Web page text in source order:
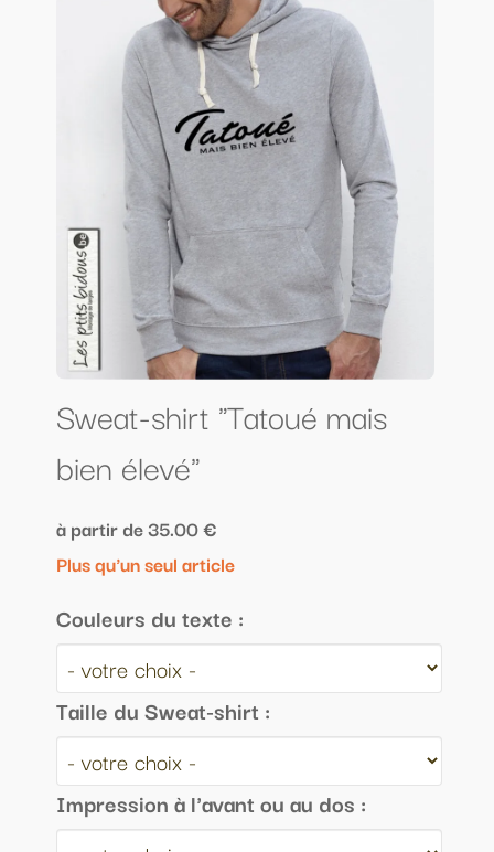
Sweat-shirt "Tatoué mais
bien élevé"
à partir de 35.00 €
Plus qu'un seul article
Couleurs du texte :
Taille du Sweat-shirt :
Impression à l'avant ou au dos :